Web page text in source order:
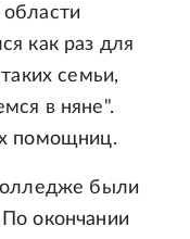
как раз для
семьи,
в няне".
помощниц.
были
окончании